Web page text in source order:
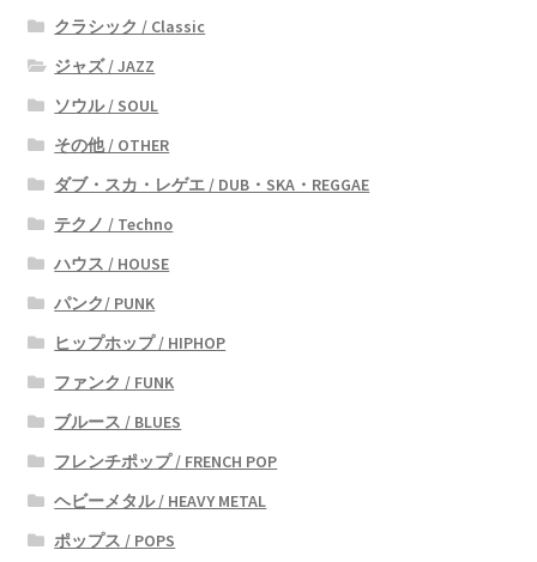
クラシック / Classic
ジャズ / JAZZ
ソウル / SOUL
その他 / OTHER
ダブ・スカ・レゲエ / DUB・SKA・REGGAE
テクノ / Techno
ハウス / HOUSE
パンク/ PUNK
ヒップホップ / HIPHOP
ファンク / FUNK
ブルース / BLUES
フレンチポップ / FRENCH POP
ヘビーメタル / HEAVY METAL
ポップス / POPS